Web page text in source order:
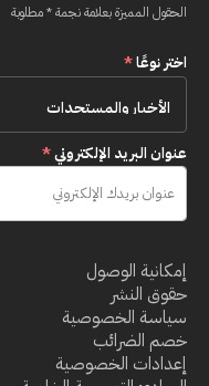
الحقول المميزة بعلامة نجمة * مطلوبة
اختر نوعًا*
عنوان البريد الإلكتروني*
إمكانية الوصول
حقوق النشر
سياسة الخصوصية
خصم الضرائب
إعدادات الخصوصية